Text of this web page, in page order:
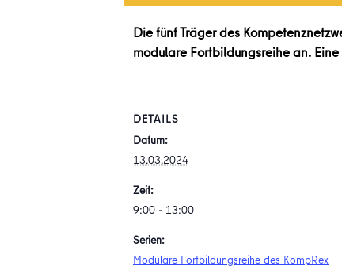
Die fünf Träger des
modulare Fortbildungsreihe an.
DETAILS
Datum:
13.03.2024
Zeit:
9:00 - 13:00
Serien:
Modulare Fortbildungsreihe des KompRex